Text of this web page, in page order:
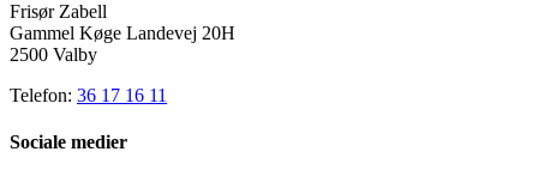
Frisør Zabell
Gammel Køge Landevej 20H
2500 Valby
Telefon: 36 17 16 11
Sociale medier